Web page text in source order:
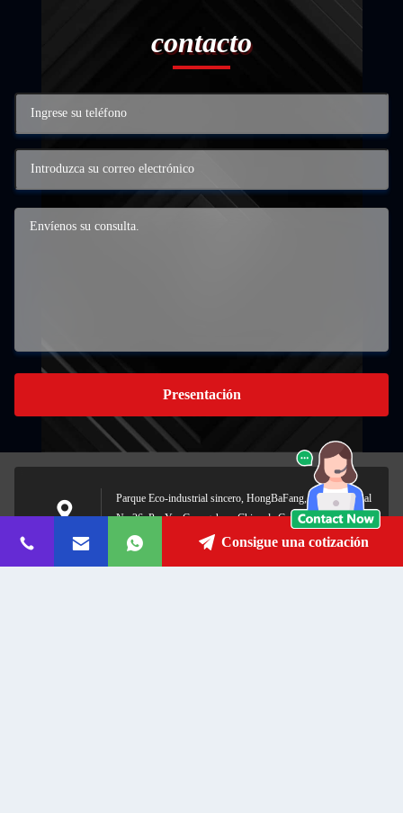
contacto
Presentación
Parque Eco-industrial sincero, HongBaFang, zona industrial
No.26, PanYu, Guangzhou, China de GuanNanYong.
Prefijo postal: 511450
Consigue una cotización